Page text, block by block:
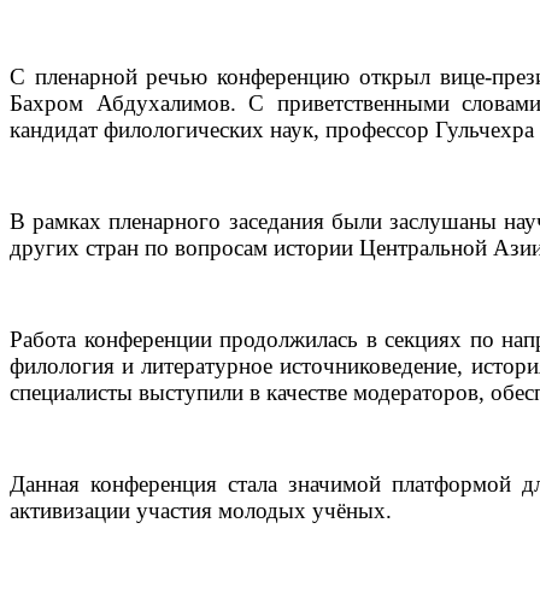
С пленарной речью конференцию открыл вице-
Бахром Абдухалимов. С приветственными словами
кандидат филологических наук, профессор
В рамках пленарного заседания были заслушаны
других стран по вопросам истории Центральной
Работа конференции продолжилась в секциях по
филология и литературное источниковедение,
специалисты выступили в качестве модераторов,
Данная конференция стала значимой платформой
активизации участия молодых учёных.